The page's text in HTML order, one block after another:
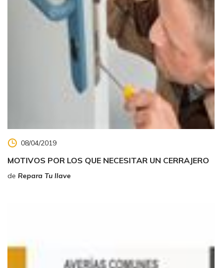
08/04/2019
MOTIVOS POR LOS QUE NECESITAR UN CERRAJERO
de Repara Tu llave